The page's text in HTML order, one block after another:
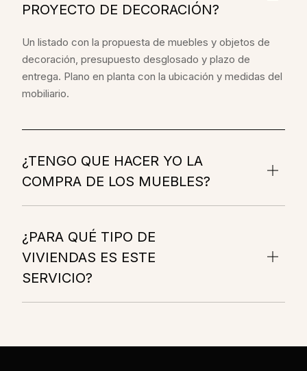
PROYECTO DE DECORACIÓN?
Un listado con la propuesta de muebles y objetos de
decoración, presupuesto desglosado y plazo de
entrega. Plano en planta con la ubicación y medidas del
mobiliario.
¿TENGO QUE HACER YO LA
COMPRA DE LOS MUEBLES?
¿PARA QUÉ TIPO DE
VIVIENDAS ES ESTE
SERVICIO?